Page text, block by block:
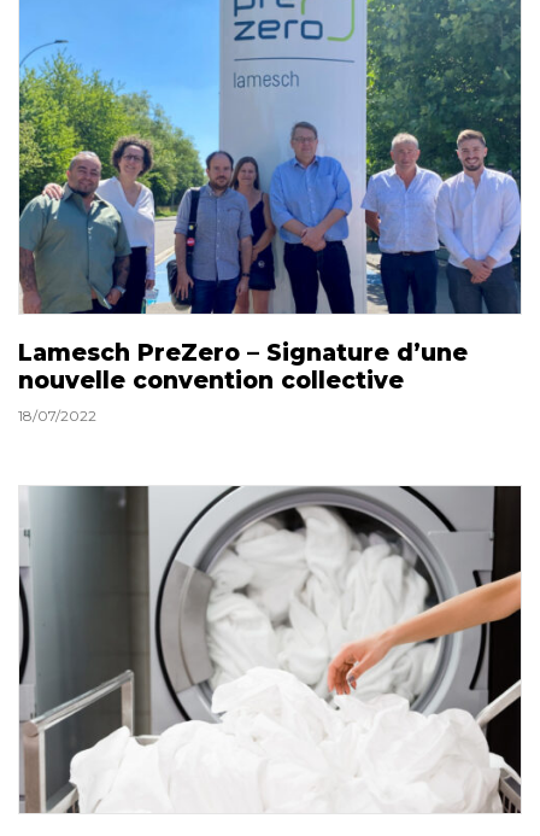
Lamesch PreZero – Signature d’une
nouvelle convention collective
18/07/2022